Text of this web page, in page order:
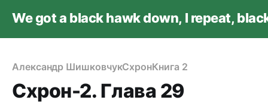
We got a black hawk down, I repeat,
Александр ШишковчукСхронКнига 2
Схрон-2. Глава 29